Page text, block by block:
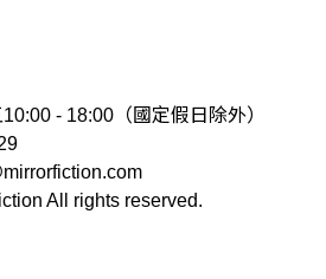
- 18:00（國定假日除外）
All rights reserved.